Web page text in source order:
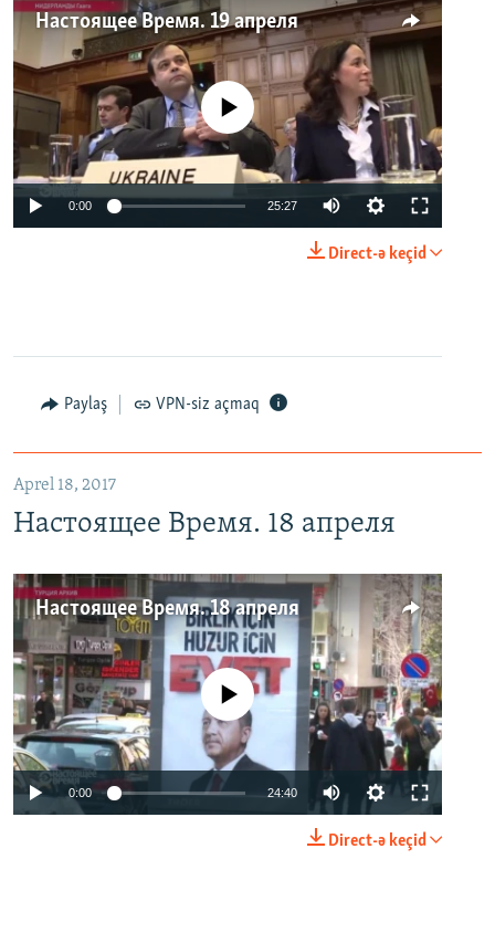
Настоящее Время. 19 апреля
No media source currently available
0:00 25:27
Direct-ə keçid
Paylaş VPN-siz açmaq
Aprel 18, 2017
Настоящее Время. 18 апреля
Настоящее Время. 18 апреля
No media source currently available
0:00 24:40
Direct-ə keçid